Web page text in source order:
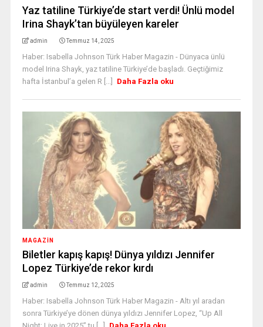
Yaz tatiline Türkiye’de start verdi! Ünlü model
Irina Shayk’tan büyüleyen kareler
admin Temmuz 14, 2025
Haber: Isabella Johnson Türk Haber Magazin - Dünyaca ünlü
model Irina Shayk, yaz tatiline Türkiye’de başladı. Geçtiğimiz
hafta İstanbul’a gelen R [...]
Daha Fazla oku
MAGAZİN
Biletler kapış kapış! Dünya yıldızı Jennifer
Lopez Türkiye’de rekor kırdı
admin Temmuz 12, 2025
Haber: Isabella Johnson Türk Haber Magazin - Altı yıl aradan
sonra Türkiye’ye dönen dünya yıldızı Jennifer Lopez, “Up All